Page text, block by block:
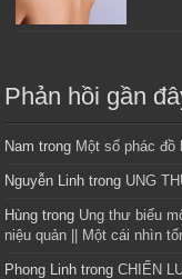
Phản hồi gần
Nam trong Một số phác
Nguyễn Linh trong UNG
Hùng trong Ung thư biểu
niệu quản || Một cái nhìn
Phong Linh trongCHIẾN